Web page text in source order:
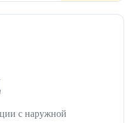
с наружной